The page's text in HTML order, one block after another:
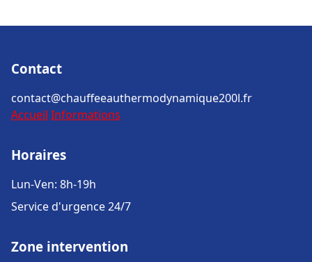
Contact
contact@chauffeeauthermodynamique200l.fr
Accueil Informations
Horaires
Lun-Ven: 8h-19h
Service d'urgence 24/7
Zone intervention